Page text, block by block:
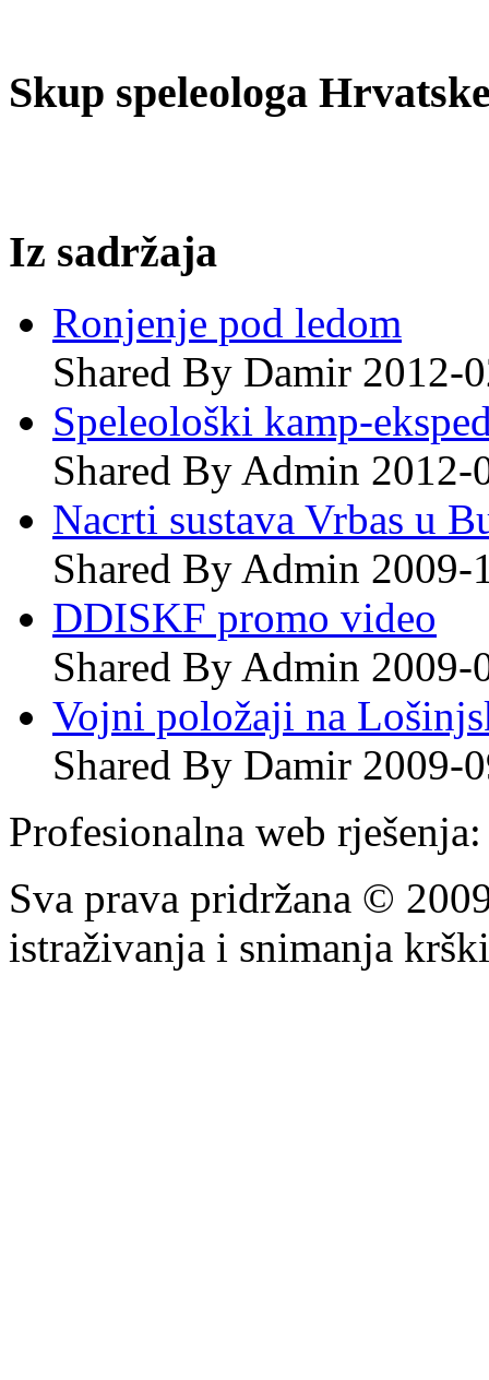
Skup speleologa
Iz sadržaja
Ronjenje pod ledom
Shared By Damir 2012-
Speleološki kamp-
Shared By Admin 2012-
Nacrti sustava Vrbas u
Shared By Admin 2009-
DDISKF promo video
Shared By Admin 2009-
Vojni položaji na
Shared By Damir 2009-
Profesionalna web
Sva prava pridržana ©
istraživanja i snimanja